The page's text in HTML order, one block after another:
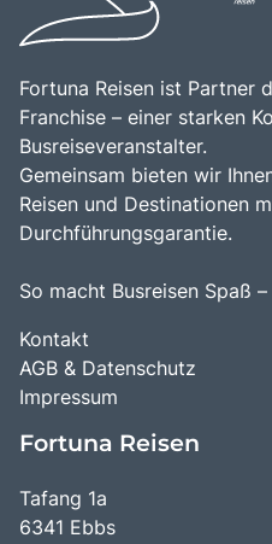
Fortuna Reisen ist Partner
Franchise – einer starken
Busreiseveranstalter.
Gemeinsam bieten wir
Reisen und Destinationen
Durchführungsgarantie.
So macht Busreisen Spaß
Kontakt
AGB & Datenschutz
Impressum
Fortuna Reisen
Tafang 1a
6341 Ebbs